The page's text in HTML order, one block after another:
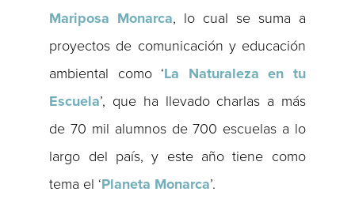
Mariposa Monarca, lo cual se suma a
proyectos de comunicación y educación
ambiental como ‘La Naturaleza en tu
Escuela’, que ha llevado charlas a más
de 70 mil alumnos de 700 escuelas a lo
largo del país, y este año tiene como
tema el ‘Planeta Monarca’.